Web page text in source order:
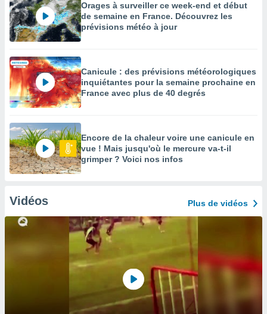
Orages à surveiller ce week-end et début
de semaine en France. Découvrez les
prévisions météo à jour
Canicule : des prévisions météorologiques
inquiétantes pour la semaine prochaine en
France avec plus de 40 degrés
Encore de la chaleur voire une canicule en
vue ! Mais jusqu'où le mercure va-t-il
grimper ? Voici nos infos
Vidéos Plus de vidéos